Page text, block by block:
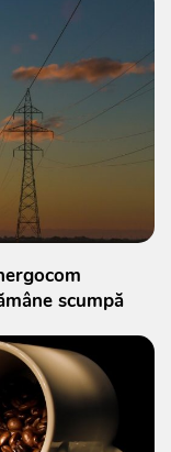
scumpă